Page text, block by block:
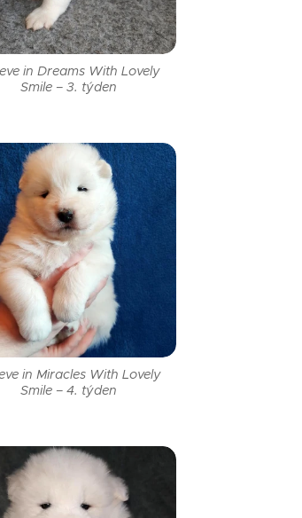
in Dreams With Lovely
Smile – 3. týden
in Miracles With Lovely
Smile – 4. týden